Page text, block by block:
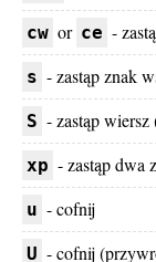
cw or ce -
s - zastąp znak
S - zastąp wiersz
xp - zastąp dwa
u - cofnij
U - cofnij